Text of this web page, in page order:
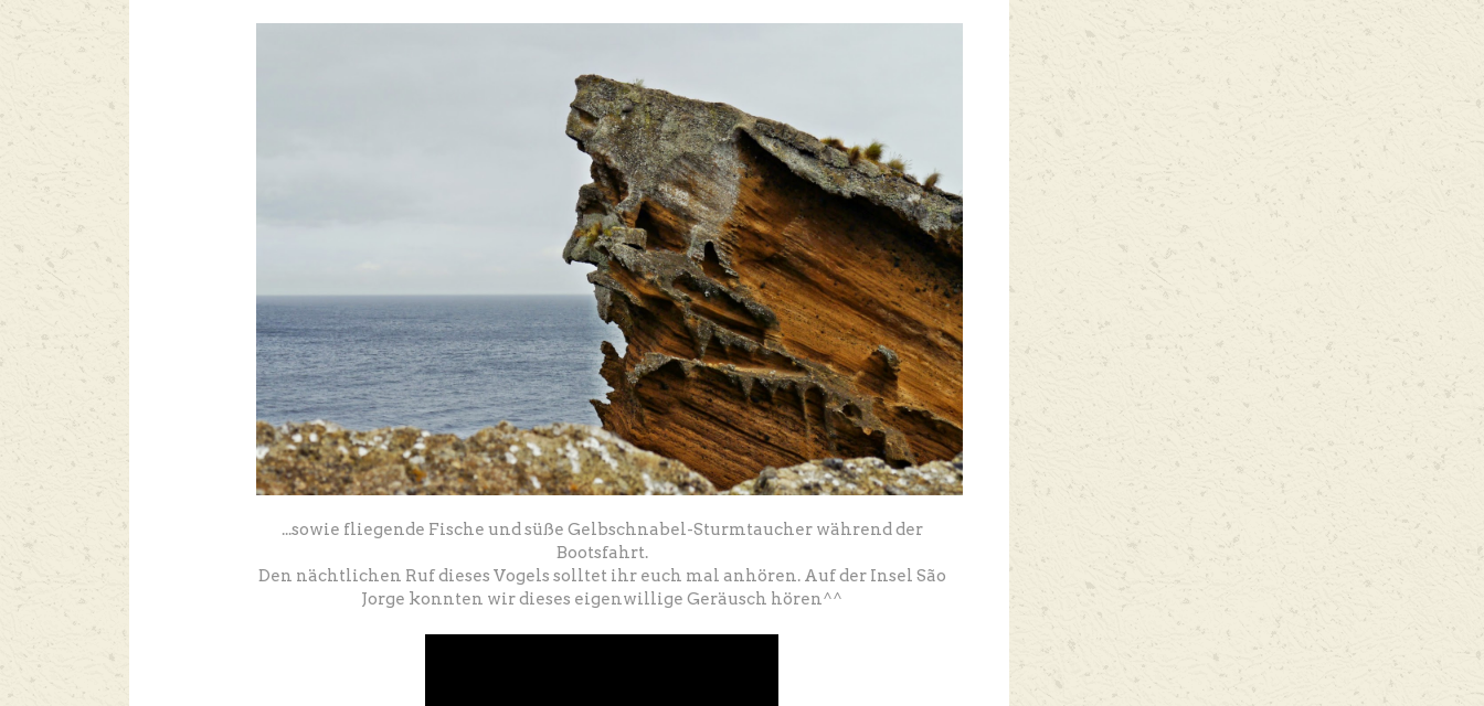
...sowie fliegende Fische und süße Gelbschnabel-Sturmtaucher während der
Bootsfahrt.
Den nächtlichen Ruf dieses Vogels solltet ihr euch mal anhören. Auf der Insel São
Jorge konnten wir dieses eigenwillige Geräusch hören^^